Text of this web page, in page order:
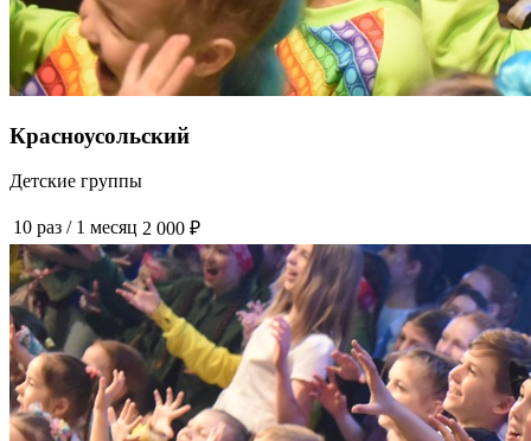
Красноусольский
Детские группы
10 раз / 1 месяц 2 000 ₽